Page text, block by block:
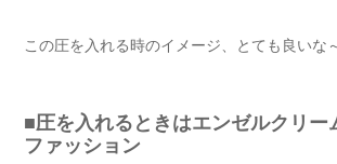
この圧を入れる時のイメージ、とても良いな
■圧を入れるときはエンゼルクリー
ファッション